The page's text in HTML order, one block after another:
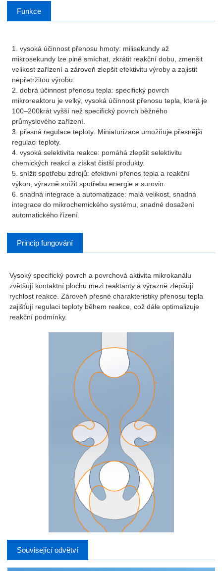
Funkce
1. vysoká účinnost přenosu hmoty: milisekundy až
mikrosekundy lze plně smíchat, zkrátit reakční dobu, zmenšit
velikost zařízení a zároveň zlepšit efektivitu výroby a zajistit
nepřetržitou výrobu.
2. dobrá účinnost přenosu tepla: specifický povrch
mikroreaktoru je velký, vysoká účinnost přenosu tepla, která je
100–200krát vyšší než specifický povrch běžného
průmyslového zařízení.
3. přesná regulace teploty: Miniaturizace umožňuje přesnější
regulaci teploty.
4. vysoká selektivita reakce: pomáhá zlepšit selektivitu
chemických reakcí a získat čistší produkty.
5. snížit spotřebu zdrojů: efektivní přenos tepla a reakční
výkon, výrazně snížit spotřebu energie a surovin.
6. snadná integrace a automatizace: malá velikost, snadná
integrace do mikrochemického systému, snadné dosažení
automatického řízení.
Princip fungování
Vysoký specifický povrch a povrchová aktivita mikrokanálu
zvětšují kontaktní plochu mezi reaktanty a výrazně zlepšují
rychlost reakce. Zároveň přesné charakteristiky přenosu tepla
zajišťují regulaci teploty během reakce, což dále optimalizuje
reakční podmínky.
Související odvětví